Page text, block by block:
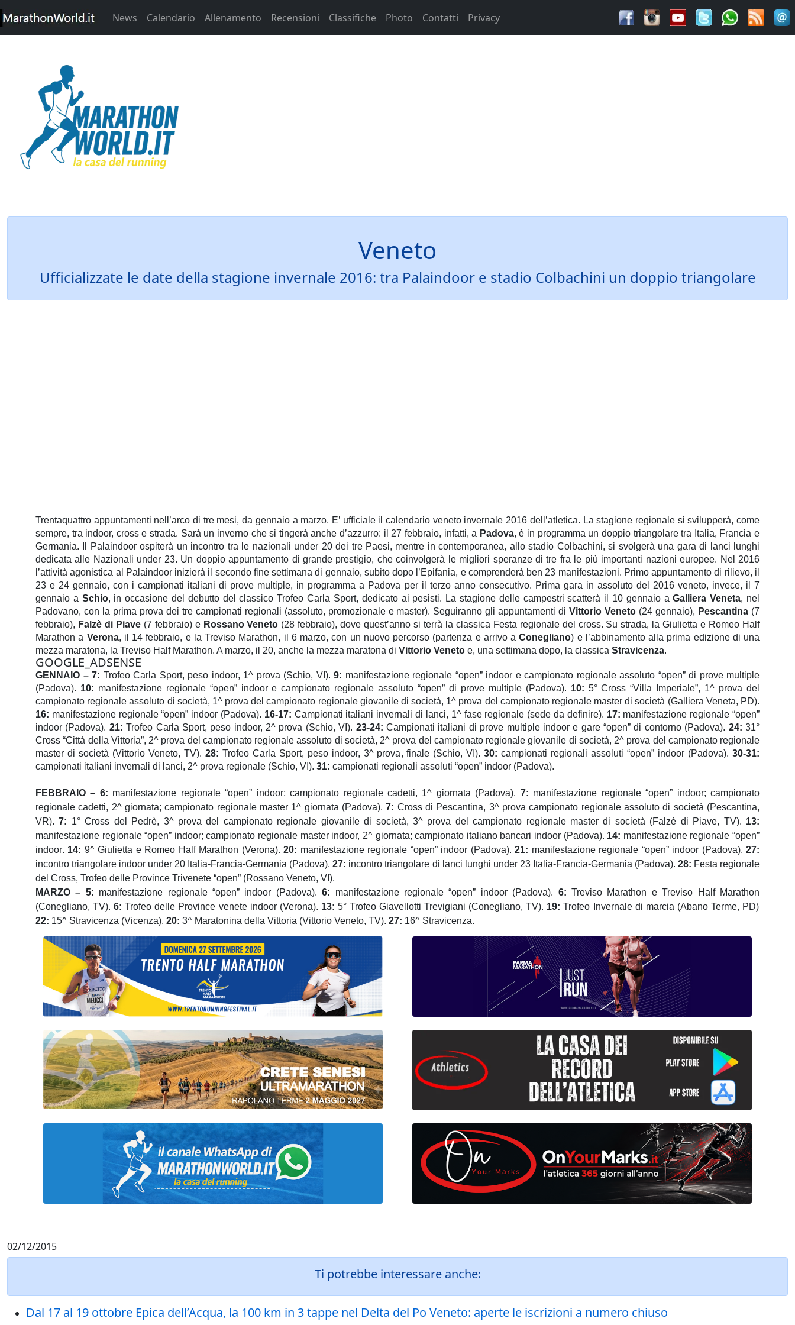
News Calendario Allenamento Recensioni Classifiche Photo Contatti Privacy
Veneto
Ufficializzate le date della stagione invernale 2016: tra Palaindoor e stadio Colbachini un doppio triangolare
Trentaquattro appuntamenti nell’arco di tre mesi, da gennaio a marzo. E’ ufficiale il calendario veneto invernale 2016 dell’atletica. La stagione regionale si svilupperà, come
sempre, tra indoor, cross e strada. Sarà un inverno che si tingerà anche d’azzurro: il 27 febbraio, infatti, a Padova, è in programma un doppio triangolare tra Italia, Francia e
Germania. Il Palaindoor ospiterà un incontro tra le nazionali under 20 dei tre Paesi, mentre in contemporanea, allo stadio Colbachini, si svolgerà una gara di lanci lunghi
dedicata alle Nazionali under 23. Un doppio appuntamento di grande prestigio, che coinvolgerà le migliori speranze di tre fra le più importanti nazioni europee. Nel 2016
l’attività agonistica al Palaindoor inizierà il secondo fine settimana di gennaio, subito dopo l’Epifania, e comprenderà ben 23 manifestazioni. Primo appuntamento di rilievo, il
23 e 24 gennaio, con i campionati italiani di prove multiple, in programma a Padova per il terzo anno consecutivo. Prima gara in assoluto del 2016 veneto, invece, il 7
gennaio a Schio, in occasione del debutto del classico Trofeo Carla Sport, dedicato ai pesisti. La stagione delle campestri scatterà il 10 gennaio aGalliera Veneta, nel
Padovano, con la prima prova dei tre campionati regionali (assoluto, promozionale e master). Seguiranno gli appuntamenti diVittorio Veneto (24 gennaio), Pescantina (7
febbraio), Falzè di Piave(7 febbraio) e Rossano Veneto (28 febbraio), dove quest’anno si terrà la classica Festa regionale del cross. Su strada, la Giulietta e Romeo Half
Marathon a Verona, il 14 febbraio, e la Treviso Marathon, il 6 marzo, con un nuovo percorso (partenza e arrivo aConegliano) e l’abbinamento alla prima edizione di una
mezza maratona, la Treviso Half Marathon. A marzo, il 20, anche la mezza maratona di Vittorio Veneto e, una settimana dopo, la classica Stravicenza.
GOOGLE_ADSENSE
GENNAIO – 7: Trofeo Carla Sport, peso indoor, 1^ prova (Schio, VI). 9: manifestazione regionale “open” indoor e campionato regionale assoluto “open” di prove multiple
(Padova). 10: manifestazione regionale “open” indoor e campionato regionale assoluto “open” di prove multiple (Padova). 10: 5° Cross “Villa Imperiale”, 1^ prova del
campionato regionale assoluto di società, 1^ prova del campionato regionale giovanile di società, 1^ prova del campionato regionale master di società (Galliera Veneta, PD).
16: manifestazione regionale “open” indoor (Padova). 16-17: Campionati italiani invernali di lanci, 1^ fase regionale (sede da definire). 17: manifestazione regionale “open”
indoor (Padova). 21: Trofeo Carla Sport, peso indoor, 2^ prova (Schio, VI). 23-24: Campionati italiani di prove multiple indoor e gare “open” di contorno (Padova). 24: 31°
Cross “Città della Vittoria”, 2^ prova del campionato regionale assoluto di società, 2^ prova del campionato regionale giovanile di società, 2^ prova del campionato regionale
master di società (Vittorio Veneto, TV). 28: Trofeo Carla Sport, peso indoor, 3^ prova, finale (Schio, VI). 30: campionati regional i assoluti“open” indoor (Padova).30-31:
campionati italiani invernali di lanci, 2^ prova regionale (Schio, VI ). 31: campionati regional i assoluti “open” indoor (Padova).
FEBBRAIO – 6: manifestazione regionale “open” indoor; campionato regionale cadetti, 1^ giornata (Padova). 7: manifestazione regionale “open” indoor; campionato
regionale cadetti, 2^ giornata; campionato regionale master 1^ giornata (Padova).7: Cross di Pescantina, 3^ prova campionato regionale assoluto di società (Pescantina,
VR). 7: 1° Cross del Pedrè, 3^ prova del campionato regionale giovanile di società, 3^ prova del campionato regionale master di società (Falzè di Piave, TV). 13:
manifestazione regionale “open” indoor; campionato regionale master indoor, 2^ giornata; campionato italiano bancari indoor (Padova). 14: manifestazione regionale “open”
indoor. 14: 9^ Giulietta e Romeo Half Marathon (Verona). 20: manifestazione regionale “open” indoor (Padova). 21: manifestazione regionale “open” indoor (Padova). 27:
incontro triangolare indoor under 20 Italia-Francia-Germania (Padova).27: incontro triangolare di lanci lunghi under 23 Italia-Francia-Germania (Padova). 28: Festa regionale
del Cross, Trofeo delle Province Trivenete “open” (Rossano Veneto, VI).
MARZO – 5: manifestazione regionale “open” indoor (Padova). 6: manifestazione regionale “open” indoor (Padova). 6:Treviso Marathon e Treviso Half Marathon
(Conegliano, TV).6: Trofeo delle Province venete indoor (Verona). 13: 5° Trofeo Giavellotti Trevigiani (Conegliano, TV). 19: Trofeo Invernale di marcia (Abano Terme, PD)
22: 15^ Stravicenza (Vicenza). 20: 3^ Maratonina della Vittoria (Vittorio Veneto, TV). 27: 16^ Stravicenza.
02/12/2015
Ti potrebbe interessare anche:
Dal 17 al 19 ottobre Epica dell’Acqua, la 100 km in 3 tappe nel Delta del Po Veneto: aperte le iscrizioni a numero chiuso